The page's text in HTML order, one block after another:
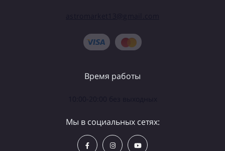
Время работы
Мы в социальных сетях: